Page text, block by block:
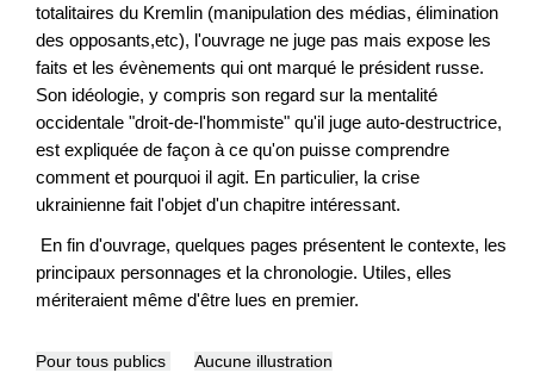
totalitaires du Kremlin (manipulation des médias, élimination
des opposants,etc), l'ouvrage ne juge pas mais expose les
faits et les évènements qui ont marqué le président russe.
Son idéologie, y compris son regard sur la mentalité
occidentale "droit-de-l'hommiste" qu'il juge auto-destructrice,
est expliquée de façon à ce qu'on puisse comprendre
comment et pourquoi il agit. En particulier, la crise
ukrainienne fait l'objet d'un chapitre intéressant.
En fin d'ouvrage, quelques pages présentent le contexte, les
principaux personnages et la chronologie. Utiles, elles
mériteraient même d'être lues en premier.
Pour tous publics Aucune illustration